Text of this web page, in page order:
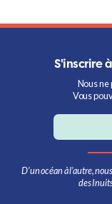
S'inscrire
Nous
Vous
D’un océan à l’autre,
des